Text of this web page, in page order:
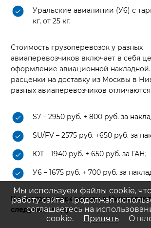
Уральские авиалинии (У6) с
кг, от 25 кг.
Стоимость грузоперевозок у разных
авиаперевозчиков включает в себя
оформление авиационной
расценки на доставку из Москвы в
разных авиаперевозчиков
S7 – 2950 руб. + 800 руб. за
SU/FV – 2575 руб. +650 руб. за
ЮТ – 1940 руб. + 650 руб. за ГАН;
У6 – 1675 руб. + 700 руб. за
К авиагрузоперевозкам в
следующие грузы:
Мы используем файлы cookie,
работу сайта. Продолжая
соглашаетесь на
cookie.
Принять